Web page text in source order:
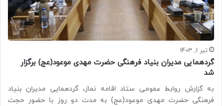
تیر 1, 1403
گردهمایی مدیران بنیاد فرهنگی حضرت مهدی موعود(عج) برگزار
شد
به گزارش روابط عمومی ستاد اقامه نماز، گردهمایی مدیران بنیاد
فرهنگی حضرت مهدی موعود(عج) به مدت دو روز با حضور حجت